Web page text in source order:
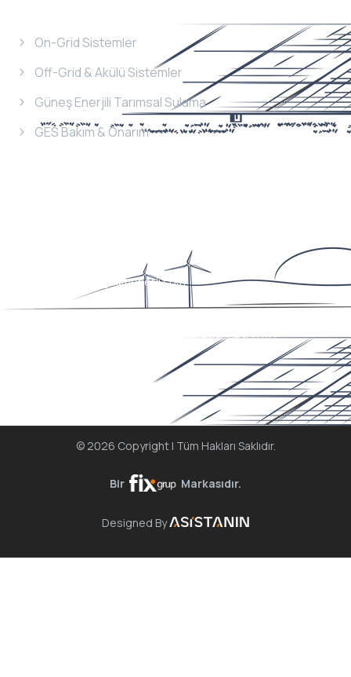
On-Grid Sistemler
Off-Grid & Akülü Sistemler
Güneş Enerjili Tarımsal Sulama
GES Bakım & Onarım
info@magnumenerji.com
Erciyesevler Mah. Billur Cad. Billur Apt. 111/A
© 2026 Copyright | Tüm Hakları Saklıdır.
Bir Markasıdır.
Designed By